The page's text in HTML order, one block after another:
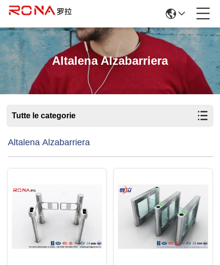
Altalena Alzabarriera
Tutte le categorie
Altalena Alzabarriera